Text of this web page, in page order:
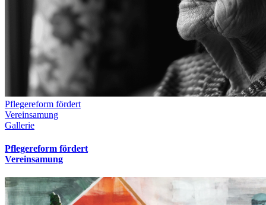
Pflegereform fördert
Vereinsamung
Gallerie
Pflegereform fördert
Vereinsamung